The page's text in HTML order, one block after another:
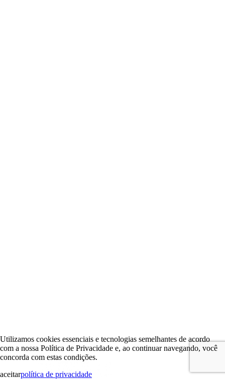
Utilizamos cookies essenciais e tecnologias semelhantes de acordo
com a nossa Política de Privacidade e, ao continuar navegando, você
concorda com estas condições.
aceitarpolítica de privacidade